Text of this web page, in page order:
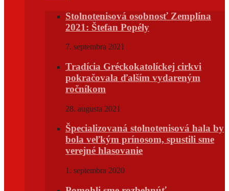
Stolnotenisová osobnosť Zemplína
2021: Štefan Popély
7. septembra 2021
Tradícia Gréckokatolíckej cirkvi
pokračovala ďalším vydareným
ročníkom
28. augusta 2021
Špecializovaná stolnotenisová hala by
bola veľkým prínosom, spustili sme
verejné hlasovanie
1. septembra 2020